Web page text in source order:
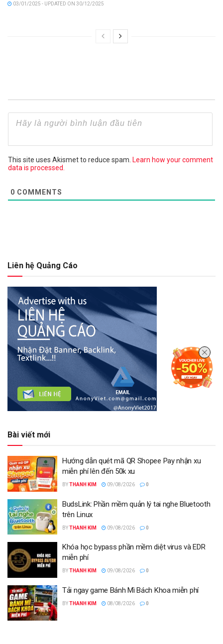
03/01/2025 - UPDATED ON 30/12/2025
This site uses Akismet to reduce spam. Learn how your comment
data is processed.
0 COMMENTS
Liên hệ Quảng Cáo
Bài viết mới
Hướng dẫn quét mã QR Shopee Pay nhận xu
miễn phí lên đến 50k xu
BYTHANH KIM 09/08/2026 0
BudsLink: Phần mềm quản lý tai nghe Bluetooth
trên Linux
BYTHANH KIM 09/08/2026 0
Khóa học bypass phần mềm diệt virus và EDR
miễn phí
BYTHANH KIM 09/08/2026 0
Tải ngay game Bánh Mì Bách Khoa miễn phí
BYTHANH KIM 08/08/2026 0